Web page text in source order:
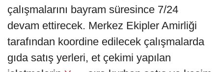
çalışmalarını bayram süresince 7/24
devam ettirecek. Merkez Ekipler Amirliği
tarafından koordine edilecek çalışmalarda
gıda satış yerleri, et çekimi yapılan